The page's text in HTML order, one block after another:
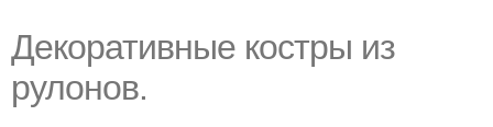
Декоративные костры из
рулонов.